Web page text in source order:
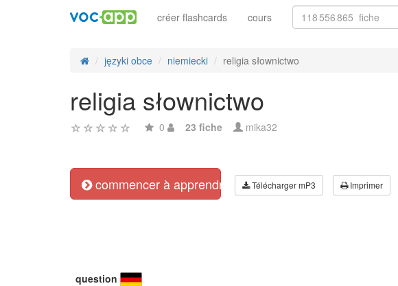
créer flashcards cours
języki obce niemiecki religia słownictwo
religia słownictwo
0 23 fiche mika32
commencer à apprendre Télécharger mP3 Imprimer
question